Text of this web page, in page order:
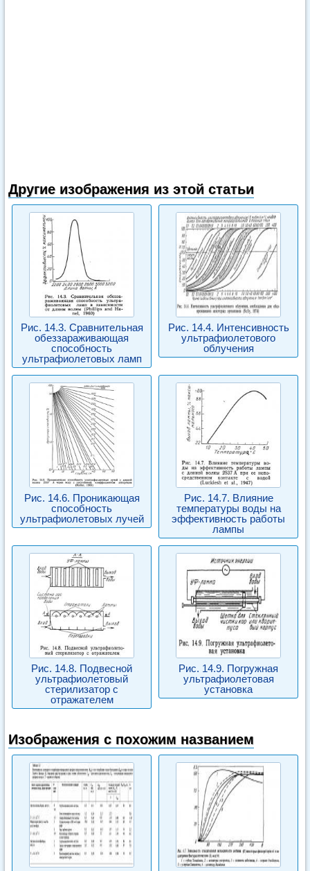
Другие изображения из этой статьи
Рис. 14.3. Сравнительная
обеззараживающая
способность
ультрафиолетовых ламп
Рис. 14.4. Интенсивность
ультрафиолетового
облучения
Рис. 14.6. Проникающая
способность
ультрафиолетовых лучей
Рис. 14.7. Влияние
температуры воды на
эффективность работы
лампы
Рис. 14.8. Подвесной
ультрафиолетовый
стерилизатор с
отражателем
Рис. 14.9. Погружная
ультрафиолетовая
установка
Изображения с похожим названием